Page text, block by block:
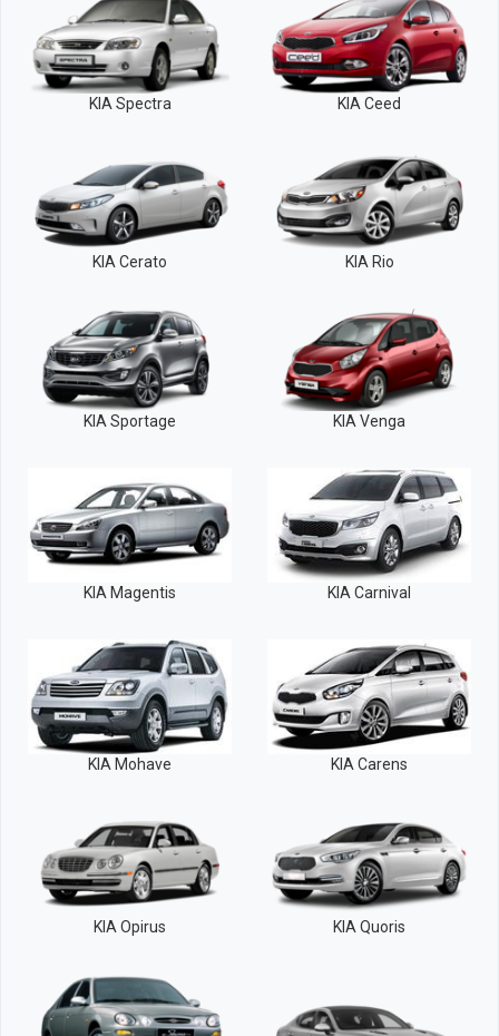
KIA Spectra KIA Ceed
KIA Cerato KIA Rio
KIA Sportage KIA Venga
KIA Magentis KIA Carnival
KIA Mohave KIA Carens
KIA Opirus KIA Quoris